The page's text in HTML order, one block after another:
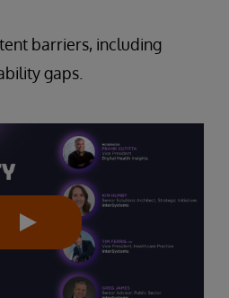
barriers, including
gaps.